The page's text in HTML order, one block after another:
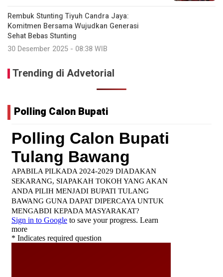
Rembuk Stunting Tiyuh Candra Jaya:
Komitmen Bersama Wujudkan Generasi
Sehat Bebas Stunting
30 Desember 2025 - 08:38 WIB
Trending di Advetorial
Polling Calon Bupati